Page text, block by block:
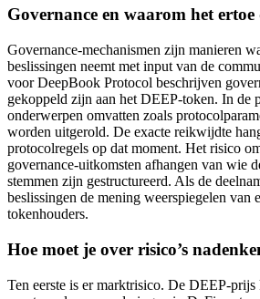
Governance en waarom het ertoe
Governance-mechanismen zijn manieren
beslissingen neemt met input van de
voor DeepBook Protocol beschrijven
gekoppeld zijn aan het DEEP-token. In de
onderwerpen omvatten zoals
worden uitgerold. De exacte reikwijdte
protocolregels op dat moment. Het risico
governance-uitkomsten afhangen van wie
stemmen zijn gestructureerd. Als de
beslissingen de mening weerspiegelen van
tokenhouders.
Hoe moet je over risico’s
Ten eerste is er marktrisico. De DEEP-